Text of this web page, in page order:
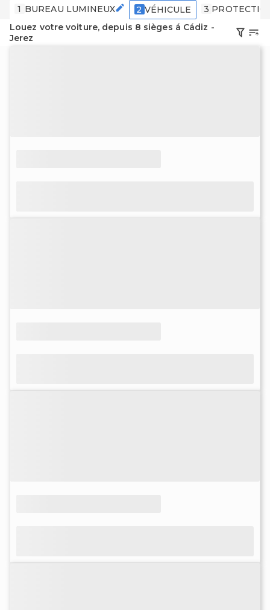
1 BUREAU LUMINEUX 2 VÉHICULE 3
Louez votre voiture, depuis 8 sièges á Cádiz -
Jerez